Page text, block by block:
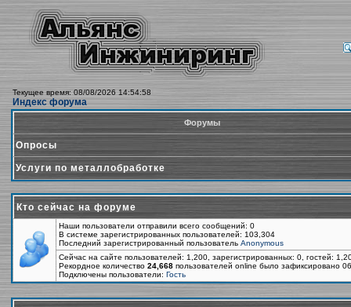
Текущее время: 08/08/2026 14:54:58
Индекс форума
Форумы
Опросы
Услуги по металлобработке
Кто сейчас на форуме
Наши пользователи отправили всего сообщений: 0
В системе зарегистрированных пользователей: 103,304
Последний зарегистрированный пользователь Anonymous
Сейчас на сайте пользователей: 1,200, зарегистрированных: 0, гостей:
Рекордное количество 24,668 пользователей online было зафиксировано
Подключены пользователи: Гость